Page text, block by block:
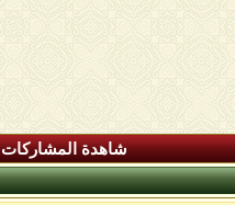
شاهدة المشاركات